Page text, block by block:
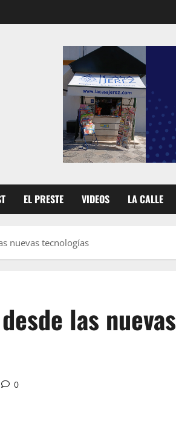
EL PRESTE VIDEOS LA CALLE
nuevas tecnologías
las nuevas
0